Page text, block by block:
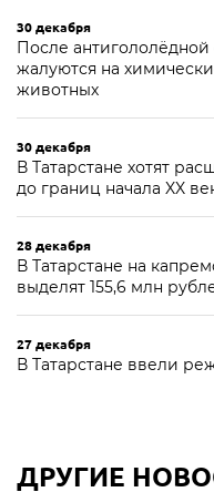
30 декабря
После
жалуются на
животных
30 декабря
В Татарстане хотят
до границ начала XX
28 декабря
В Татарстане на
выделят 155,6 млн
27 декабря
В Татарстане ввели
ДРУГИЕ